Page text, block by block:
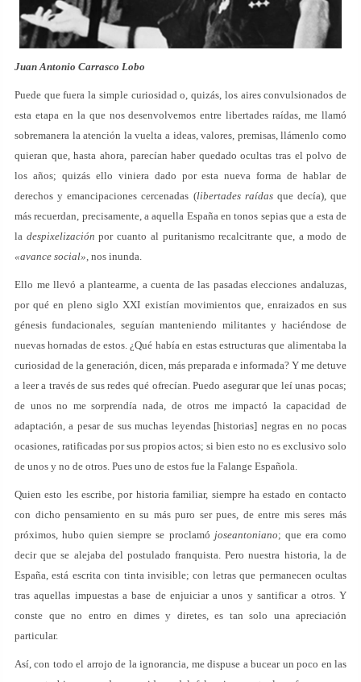
Juan Antonio Carrasco Lobo
Puede que fuera la simple curiosidad o, quizás, los aires convulsionados de
esta etapa en la que nos desenvolvemos entre libertades raídas, me llamó
sobremanera la atención la vuelta a ideas, valores, premisas, llámenlo como
quieran que, hasta ahora, parecían haber quedado ocultas tras el polvo de
los años; quizás ello viniera dado por esta nueva forma de hablar de
derechos y emancipaciones cercenadas (libertades raídasque decía), que
más recuerdan, precisamente, a aquella España en tonos sepias que a esta de
la despixelización por cuanto al puritanismo recalcitrante que, a modo de
«avance social», nos inunda.
Ello me llevó a plantearme, a cuenta de las pasadas elecciones andaluzas,
por qué en pleno siglo XXI existían movimientos que, enraizados en sus
génesis fundacionales, seguían manteniendo militantes y haciéndose de
nuevas hornadas de estos. ¿Qué había en estas estructuras que alimentaba la
curiosidad de la generación, dicen, más preparada e informada? Y me detuve
a leer a través de sus redes qué ofrecían. Puedo asegurar que leí unas pocas;
de unos no me sorprendía nada, de otros me impactó la capacidad de
adaptación, a pesar de sus muchas leyendas [historias] negras en no pocas
ocasiones, ratificadas por sus propios actos; si bien esto no es exclusivo solo
de unos y no de otros. Pues uno de estos fue la Falange Española.
Quien esto les escribe, por historia familiar, siempre ha estado en contacto
con dicho pensamiento en su más puro ser pues, de entre mis seres más
próximos, hubo quien siempre se proclamó joseantoniano; que era como
decir que se alejaba del postulado franquista. Pero nuestra historia, la de
España, está escrita con tinta invisible; con letras que permanecen ocultas
tras aquellas impuestas a base de enjuiciar a unos y santificar a otros. Y
conste que no entro en dimes y diretes, es tan solo una apreciación
particular.
Así, con todo el arrojo de la ignorancia, me dispuse a bucear un poco en las